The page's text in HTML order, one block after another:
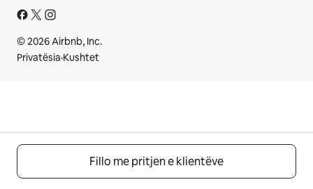
Fillo me pritjen e klientëve
© 2026 Airbnb, Inc.
Privatësia·Kushtet